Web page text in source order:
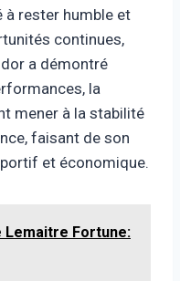
à rester humble et
continues,
a démontré
la
mener à la stabilité
faisant de son
et économique.
Lemaitre Fortune: